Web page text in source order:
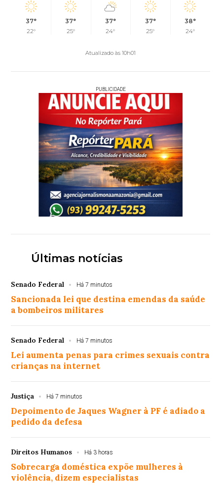
37°
22°
37°
25°
37°
24°
37°
25°
38°
24°
Atualizado às 10h01
PUBLICIDADE
Últimas notícias
Senado Federal Há 7 minutos
Sancionada lei que destina emendas da saúde
a bombeiros militares
Senado Federal Há 7 minutos
Lei aumenta penas para crimes sexuais contra
crianças na internet
Justiça Há 7 minutos
Depoimento de Jaques Wagner à PF é adiado a
pedido da defesa
Direitos Humanos Há 3 horas
Sobrecarga doméstica expõe mulheres à
violência, dizem especialistas